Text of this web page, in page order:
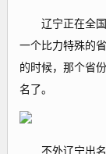
辽宁正在全国
一个比力特殊的
的时候，那个省
名了。
不外辽宁出名